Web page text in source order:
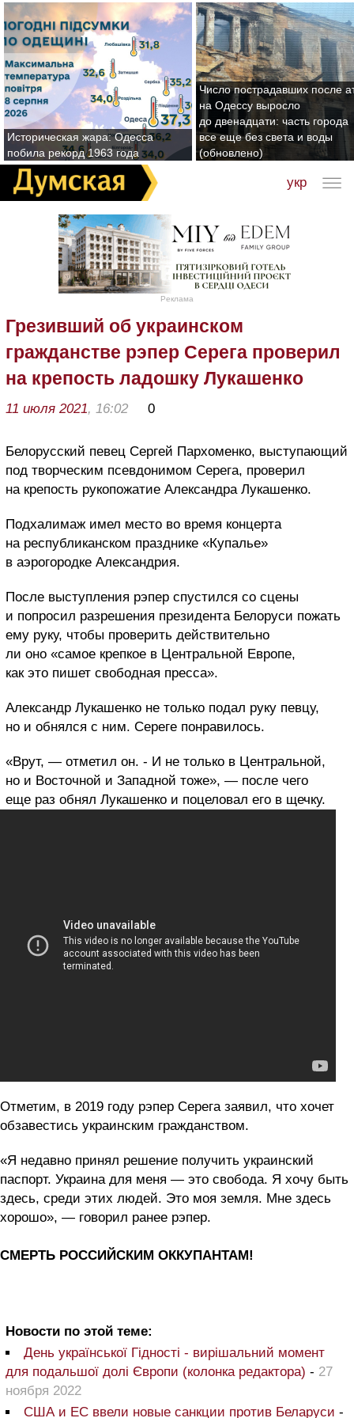
Историческая жара: Одесса
побила рекорд 1963 года
Число пострадавших после
на Одессу выросло
до двенадцати: часть города
все еще без света и воды
(обновлено)
укр
Реклама
Грезивший об украинском
гражданстве рэпер Серега проверил
на крепость ладошку Лукашенко
11 июля 2021, 16:02 0
Белорусский певец Сергей Пархоменко, выступающий
под творческим псевдонимом Серега, проверил
на крепость рукопожатие Александра Лукашенко.
Подхалимаж имел место во время концерта
на республиканском празднике «Купалье»
в аэрогородке Александрия.
После выступления рэпер спустился со сцены
и попросил разрешения президента Белоруси пожать
ему руку, чтобы проверить действительно
ли оно «самое крепкое в Центральной Европе,
как это пишет свободная пресса».
Александр Лукашенко не только подал руку певцу,
но и обнялся с ним. Сереге понравилось.
«Врут, — отметил он. - И не только в Центральной,
но и Восточной и Западной тоже», — после чего
еще раз обнял Лукашенко и поцеловал его в щечку.
Отметим, в 2019 году рэпер Серега заявил, что хочет
обзавестись украинским гражданством.
«Я недавно принял решение получить украинский
паспорт. Украина для меня — это свобода. Я хочу быть
здесь, среди этих людей. Это моя земля. Мне здесь
хорошо», — говорил ранее рэпер.
СМЕРТЬ РОССИЙСКИМ ОККУПАНТАМ!
Новости по этой теме:
День української Гідності - вирішальний момент
для подальшої долі Європи (колонка редактора) - 27
ноября 2022
США и ЕС ввели новые санкции против Беларуси -